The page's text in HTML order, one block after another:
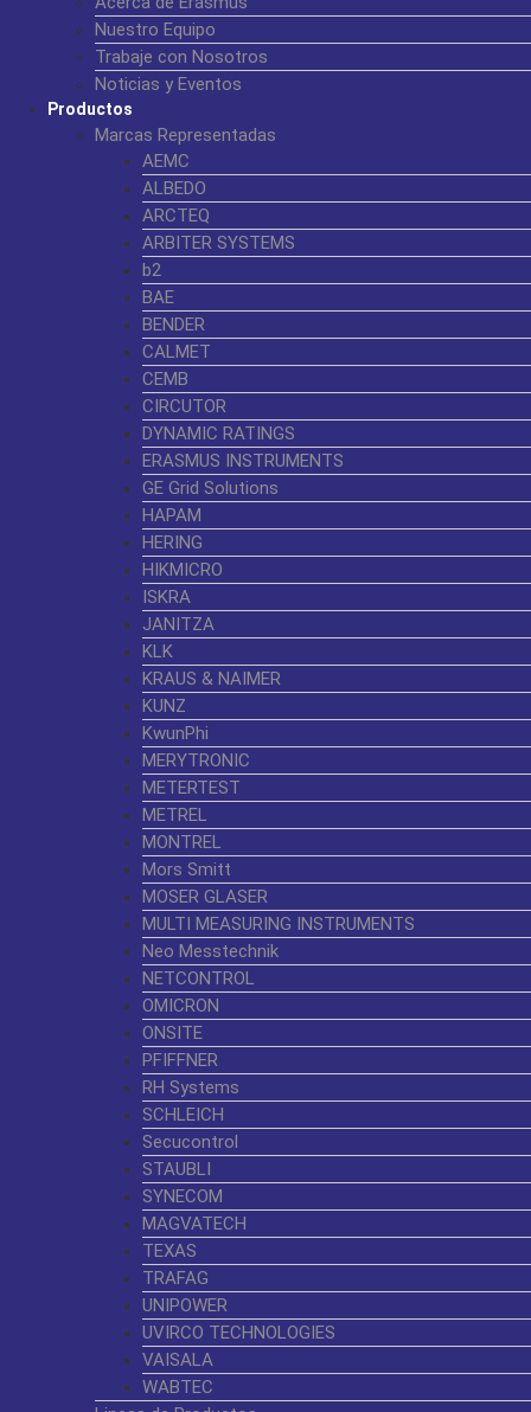
Nuestro Equipo
Trabaje con Nosotros
Noticias y Eventos
Productos
Marcas Representadas
AEMC
ALBEDO
ARCTEQ
ARBITER SYSTEMS
b2
BAE
BENDER
CALMET
CEMB
CIRCUTOR
DYNAMIC RATINGS
ERASMUS INSTRUMENTS
GE Grid Solutions
HAPAM
HERING
HIKMICRO
ISKRA
JANITZA
KLK
KRAUS & NAIMER
KUNZ
KwunPhi
MERYTRONIC
METERTEST
METREL
MONTREL
Mors Smitt
MOSER GLASER
MULTI MEASURING INSTRUMENTS
Neo Messtechnik
NETCONTROL
OMICRON
ONSITE
PFIFFNER
RH Systems
SCHLEICH
Secucontrol
STAUBLI
SYNECOM
MAGVATECH
TEXAS
TRAFAG
UNIPOWER
UVIRCO TECHNOLOGIES
VAISALA
WABTEC